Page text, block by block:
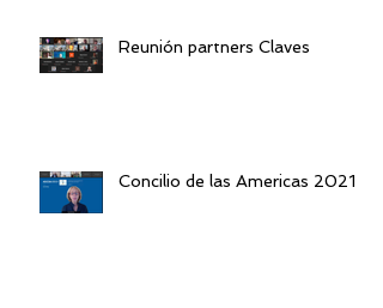
Reunión partners Claves
Concilio de las Americas 2021